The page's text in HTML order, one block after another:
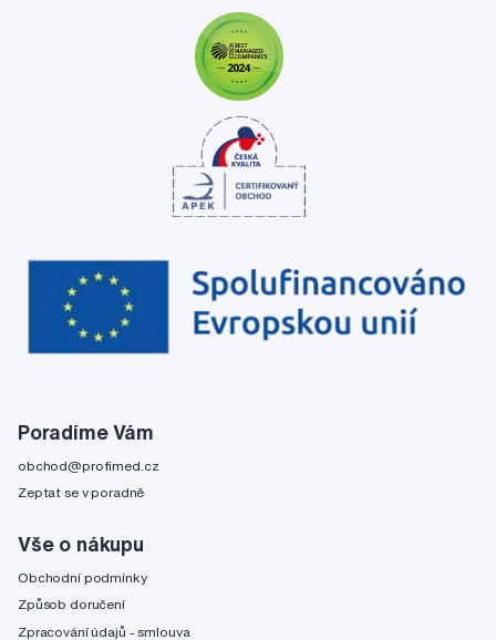
Poradíme Vám
obchod@profimed.cz
Zeptat se v poradně
Vše o nákupu
Obchodní podmínky
Způsob doručení
Zpracování údajů - smlouva